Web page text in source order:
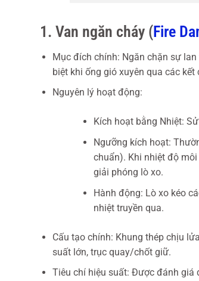
1. Van ngăn cháy (Fire
Mục đích chính: Ngăn chặn sự
biệt khi ống gió xuyên qua các
Nguyên lý hoạt động:
Kích hoạt bằng Nhiệt:
Ngưỡng kích hoạt:
chuẩn). Khi nhiệt độ
giải phóng lò xo.
Hành động: Lò xo kéo
nhiệt truyền qua.
Cấu tạo chính: Khung thép chịu
suất lớn, trục quay/chốt giữ.
Tiêu chí hiệu suất: Được đánh giá